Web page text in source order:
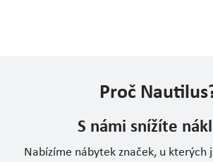
Proč
S námi snížíte
Nabízíme nábytek značek, u kterých